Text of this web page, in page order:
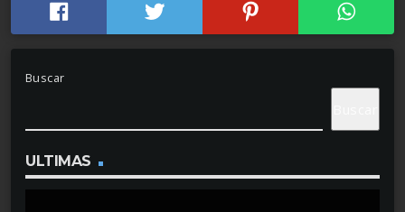
Buscar
ULTIMAS